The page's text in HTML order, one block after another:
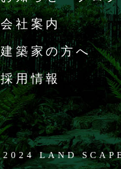
会社案内
建築家の方へ
採用情報
2024 LAND